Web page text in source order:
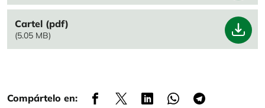
File
Cartel (pdf)
(5.05 MB)
Compártelo en: